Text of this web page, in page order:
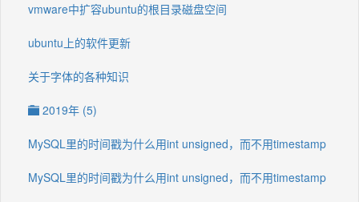
vmware中扩容ubuntu的根目录磁盘空间
ubuntu上的软件更新
关于字体的各种知识
2019年 (5)
MySQL里的时间戳为什么用int unsigned，而不用timestamp
MySQL里的时间戳为什么用int unsigned，而不用timestamp